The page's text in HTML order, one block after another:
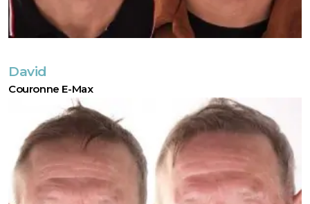
David
Couronne E-Max